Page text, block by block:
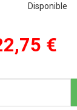
Disponible
€